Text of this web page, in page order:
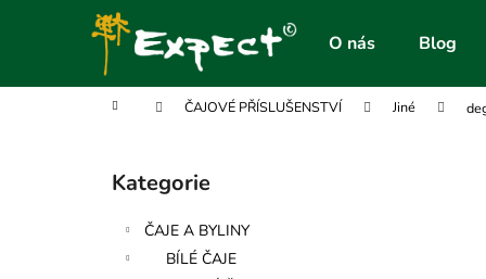
O nás Blog
Domů ČAJOVÉ PŘÍSLUŠENSTVÍ Jiné
Přeskočit
kategorie
Kategorie
ČAJE A BYLINY
BÍLÉ ČAJE
í
Zpět
do
Zpět
do